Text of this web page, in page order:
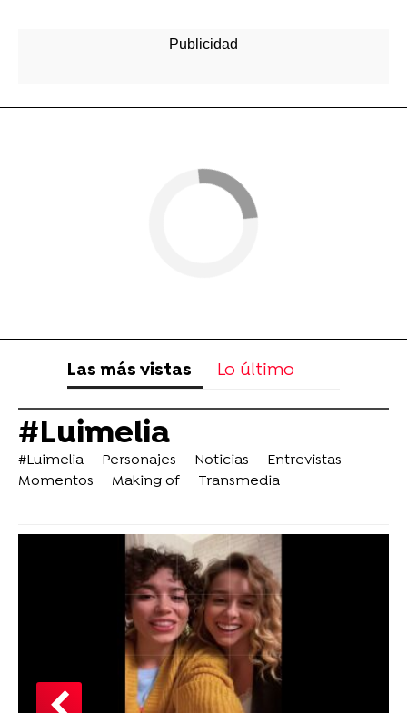
Las más vistas Lo último
#Luimelia
#Luimelia Personajes Noticias
Entrevistas
Momentos
Making of Transmedia